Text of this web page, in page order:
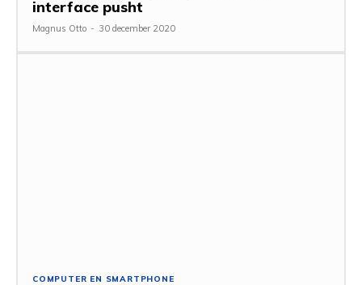
interface pusht
Magnus Otto - 30 december 2020
COMPUTER EN SMARTPHONE